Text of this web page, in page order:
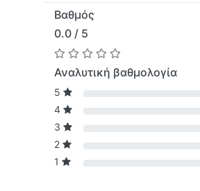
Βαθμός
0.0 / 5
Αναλυτική βαθμολογία
5
4
3
2
1